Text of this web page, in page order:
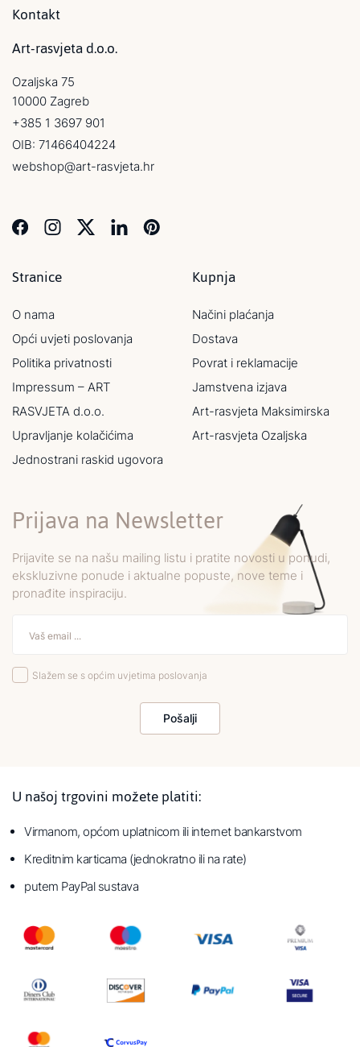
Kontakt
Art-rasvjeta d.o.o.
Ozaljska 75
10000 Zagreb
+385 1 3697 901
OIB: 71466404224
webshop@art-rasvjeta.hr
Stranice
O nama
Opći uvjeti poslovanja
Politika privatnosti
Impressum – ART
RASVJETA d.o.o.
Upravljanje kolačićima
Jednostrani raskid ugovora
Kupnja
Načini plaćanja
Dostava
Povrat i reklamacije
Jamstvena izjava
Art-rasvjeta Maksimirska
Art-rasvjeta Ozaljska
Prijava na Newsletter
Prijavite se na našu mailing listu i pratite novosti u ponudi,
ekskluzivne ponude i aktualne popuste, nove teme i
pronađite inspiraciju.
Slažem se s općim uvjetima poslovanja
Pošalji
U našoj trgovini možete platiti:
Virmanom, općom uplatnicom ili internet bankarstvom
Kreditnim karticama (jednokratno ili na rate)
putem PayPal sustava